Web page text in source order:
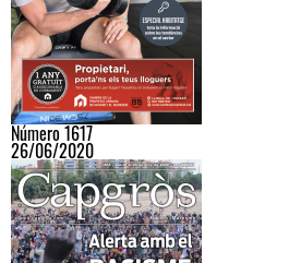
Número 1617
26/06/2020